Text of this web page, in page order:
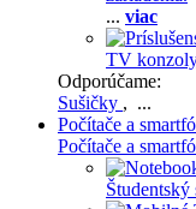
... viac
TV
Odporúčame:
Sušičky , ...
Počítače a
Počítače a